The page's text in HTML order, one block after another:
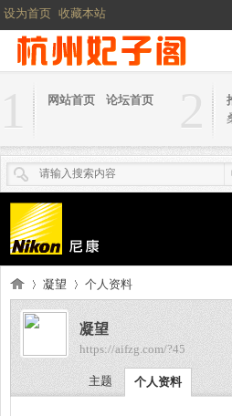
设为首页 收藏本站
1 网站首页 论坛首页 2
›
凝望 个人资料
凝望
https://aifzg.com/?45
主题 个人资料